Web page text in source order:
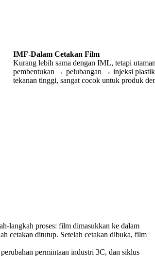
IMF-Dalam Cetakan Film
Kurang lebih sama dengan IML, tetapi
pembentukan → pelubangan → injeksi plastik
tekanan tinggi, sangat cocok untuk produk
langkah proses: film dimasukkan ke dalam
cetakan ditutup. Setelah cetakan dibuka, film
permintaan industri 3C, dan siklus